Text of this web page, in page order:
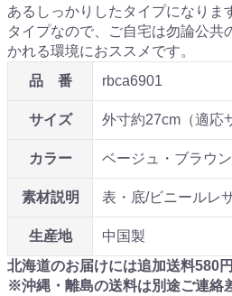
あるしっかりしたタイプになりま
タイプなので、ご自宅は勿論公共
かれる環境におススメです。
品 番
rbca6901
サイズ 外寸約27cm（適応
カラー ベージュ・ブラウ
素材説明 表・底/ビニールレ
生産地
中国製
北海道のお届けには追加送料580
※沖縄・離島の送料は別途ご連絡